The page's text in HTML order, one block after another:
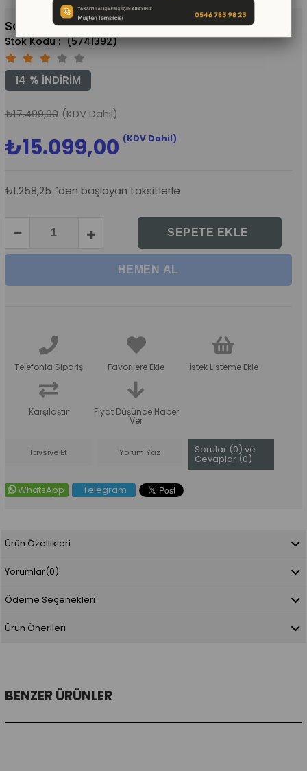
Soft Play Top Havuzu 150 x 150 x H 50
(5741392)
%
14 İNDIRIM
₺17.499,00 (KDV Dahil)
₺15.099,00 (KDV Dahil)
₺1.258,25 `den başlayan taksitlerle
Telefonla Sipariş Favorilere Ekle İstek Listeme Ekle
Karşılaştır Fiyat Düşünce Haber
Ver
Tavsiye Et Yorum Yaz Sorular (0) ve
Cevaplar (0)
WhatsApp Telegram
Ürün Özellikleri
Yorumlar(0)
Ödeme Seçenekleri
Ürün Önerileri
BENZER ÜRÜNLER